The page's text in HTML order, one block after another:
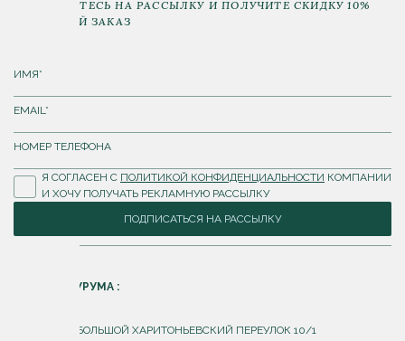
ПОДПИШИТЕСЬ НА РАССЫЛКУ И ПОЛУЧИТЕ СКИДКУ 10%
НА ПЕРВЫЙ ЗАКАЗ
Я СОГЛАСЕН С ПОЛИТИКОЙ КОНФИДЕНЦИАЛЬНОСТИ КОМПАНИИ
И ХОЧУ ПОЛУЧАТЬ РЕКЛАМНУЮ РАССЫЛКУ
ПОДПИСАТЬСЯ НА РАССЫЛКУ
АДРЕС ШОУРУМА :
Г. МОСКВА, БОЛЬШОЙ ХАРИТОНЬЕВСКИЙ ПЕРЕУЛОК 10/1